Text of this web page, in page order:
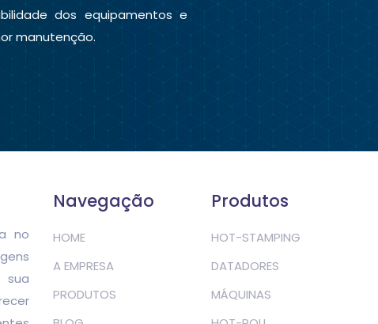
dos equipamentos e
manutenção.
no
sua
Navegação
HOME
A EMPRESA
PRODUTOS
Produtos
HOT-STAMPING
DATADORES
MÁQUINAS